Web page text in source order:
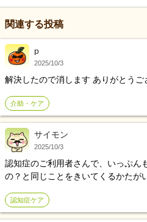
関連する投稿
p
2025/10/3
解決したので消します ありがとうご
介助・ケア
サイモン
2025/10/3
認知症のご利用者さんで、いっぷん
の？と同じことをきいてくるかたが
に、移動させられ、ひとりぼっちに
となんどでも、おしえてたんですが
認知症ケア